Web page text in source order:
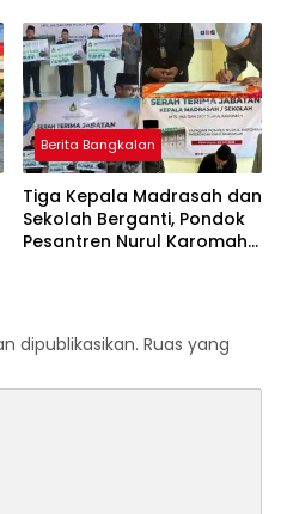
Madura
Berita Bangkalan
Tiga Kepala Madrasah dan
Sekolah Berganti, Pondok
Pesantren Nurul Karomah
dipublikasikan. Ruas yang